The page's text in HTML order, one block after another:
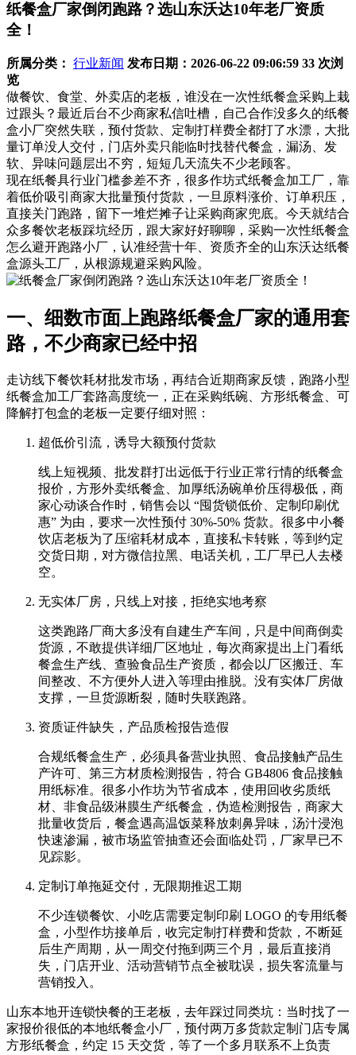
纸餐盒厂家倒闭跑路？选山东沃达10年老厂资质
全！
所属分类： 行业新闻 发布日期：2026-06-22 09:06:59 33 次浏
览
做餐饮、食堂、外卖店的老板，谁没在一次性纸餐盒采购上栽
过跟头？最近后台不少商家私信吐槽，自己合作没多久的纸餐
盒小厂突然失联，预付货款、定制打样费全都打了水漂，大批
量订单没人交付，门店外卖只能临时找替代餐盒，漏汤、发
软、异味问题层出不穷，短短几天流失不少老顾客。
现在纸餐具行业门槛参差不齐，很多作坊式纸餐盒加工厂，靠
着低价吸引商家大批量预付货款，一旦原料涨价、订单积压，
直接关门跑路，留下一堆烂摊子让采购商家兜底。今天就结合
众多餐饮老板踩坑经历，跟大家好好聊聊，采购一次性纸餐盒
怎么避开跑路小厂，认准经营十年、资质齐全的山东沃达纸餐
盒源头工厂，从根源规避采购风险。
一、细数市面上跑路纸餐盒厂家的通用套
路，不少商家已经中招
走访线下餐饮耗材批发市场，再结合近期商家反馈，跑路小型
纸餐盒加工厂套路高度统一，正在采购纸碗、方形纸餐盒、可
降解打包盒的老板一定要仔细对照：
超低价引流，诱导大额预付货款
线上短视频、批发群打出远低于行业正常行情的纸餐盒
报价，方形外卖纸餐盒、加厚纸汤碗单价压得极低，商
家心动谈合作时，销售会以 “囤货锁低价、定制印刷优
惠” 为由，要求一次性预付 30%-50% 货款。很多中小餐
饮店老板为了压缩耗材成本，直接私卡转账，等到约定
交货日期，对方微信拉黑、电话关机，工厂早已人去楼
空。
无实体厂房，只线上对接，拒绝实地考察
这类跑路厂商大多没有自建生产车间，只是中间商倒卖
货源，不敢提供详细厂区地址，每次商家提出上门看纸
餐盒生产线、查验食品生产资质，都会以厂区搬迁、车
间整改、不方便外人进入等理由推脱。没有实体厂房做
支撑，一旦货源断裂，随时失联跑路。
资质证件缺失，产品质检报告造假
合规纸餐盒生产，必须具备营业执照、食品接触产品生
产许可、第三方材质检测报告，符合 GB4806 食品接触
用纸标准。很多小作坊为节省成本，使用回收劣质纸
材、非食品级淋膜生产纸餐盒，伪造检测报告，商家大
批量收货后，餐盒遇高温饭菜释放刺鼻异味，汤汁浸泡
快速渗漏，被市场监管抽查还会面临处罚，厂家早已不
见踪影。
定制订单拖延交付，无限期推迟工期
不少连锁餐饮、小吃店需要定制印刷 LOGO 的专用纸餐
盒，小型作坊接单后，收完定制打样费和货款，不断延
后生产周期，从一周交付拖到两三个月，最后直接消
失，门店开业、活动营销节点全被耽误，损失客流量与
营销投入。
山东本地开连锁快餐的王老板，去年踩过同类坑：当时找了一
家报价很低的本地纸餐盒小厂，预付两万多货款定制门店专属
方形纸餐盒，约定 15 天交货，等了一个多月联系不上负责